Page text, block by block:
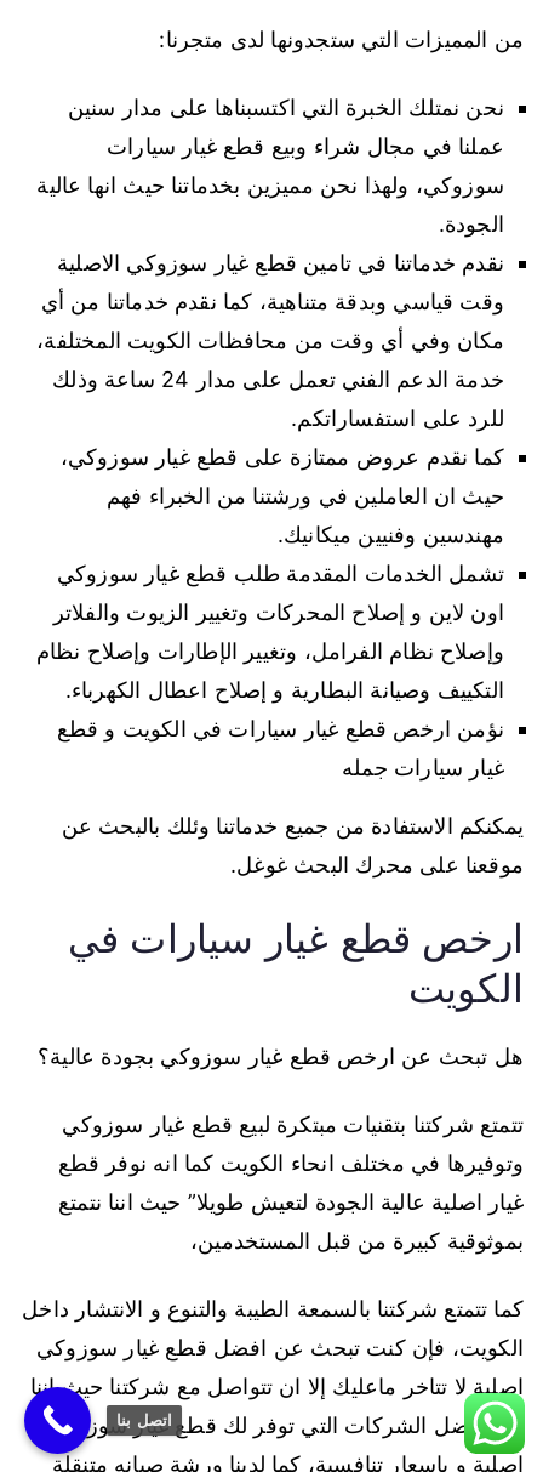
من المميزات التي ستجدونها لدى متجرنا:
نحن نمتلك الخبرة التي اكتسبناها على مدار سنين
عملنا في مجال شراء وبيع قطع غيار سيارات
سوزوكي، ولهذا نحن مميزين بخدماتنا حيث انها عالية
الجودة.
نقدم خدماتنا في تامين قطع غيار سوزوكي الاصلية
وقت قياسي وبدقة متناهية، كما نقدم خدماتنا من أي
مكان وفي أي وقت من محافظات الكويت المختلفة،
خدمة الدعم الفني تعمل على مدار 24 ساعة وذلك
للرد على استفساراتكم.
كما نقدم عروض ممتازة على قطع غيار سوزوكي،
حيث ان العاملين في ورشتنا من الخبراء فهم
مهندسين وفنيين ميكانيك.
تشمل الخدمات المقدمة طلب قطع غيار سوزوكي
اون لاين و إصلاح المحركات وتغيير الزيوت والفلاتر
وإصلاح نظام الفرامل، وتغيير الإطارات وإصلاح نظام
التكييف وصيانة البطارية و إصلاح اعطال الكهرباء.
نؤمن ارخص قطع غيار سيارات في الكويت و قطع
غيار سيارات جمله
يمكنكم الاستفادة من جميع خدماتنا وئلك بالبحث عن
موقعنا على محرك البحث غوغل.
ارخص قطع غيار سيارات في
الكويت
هل تبحث عن ارخص قطع غيار سوزوكي بجودة عالية؟
تتمتع شركتنا بتقنيات مبتكرة لبيع قطع غيار سوزوكي
وتوفيرها في مختلف انحاء الكويت كما انه نوفر قطع
غيار اصلية عالية الجودة لتعيش طويلا” حيث اننا نتمتع
بموثوقية كبيرة من قبل المستخدمين،
كما تتمتع شركتنا بالسمعة الطيبة والتنوع و الانتشار داخل
الكويت، فإن كنت تبحث عن افضل قطع غيار سوزوكي
اصلية لا تتاخر ماعليك إلا ان تتواصل مع شركتنا حيث اننا
من افضل الشركات التي توفر لك قطع غيار سوزوكي
اصلية و باسعار تنافسية، كما لدينا ورشة صيانه متنقلة
اتصل بنا